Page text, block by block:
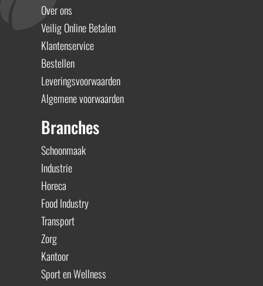
Over ons
Veilig Online Betalen
Klantenservice
Bestellen
Leveringsvoorwaarden
Algemene voorwaarden
Branches
Schoonmaak
Industrie
Horeca
Food Industry
Transport
Zorg
Kantoor
Sport en Wellness